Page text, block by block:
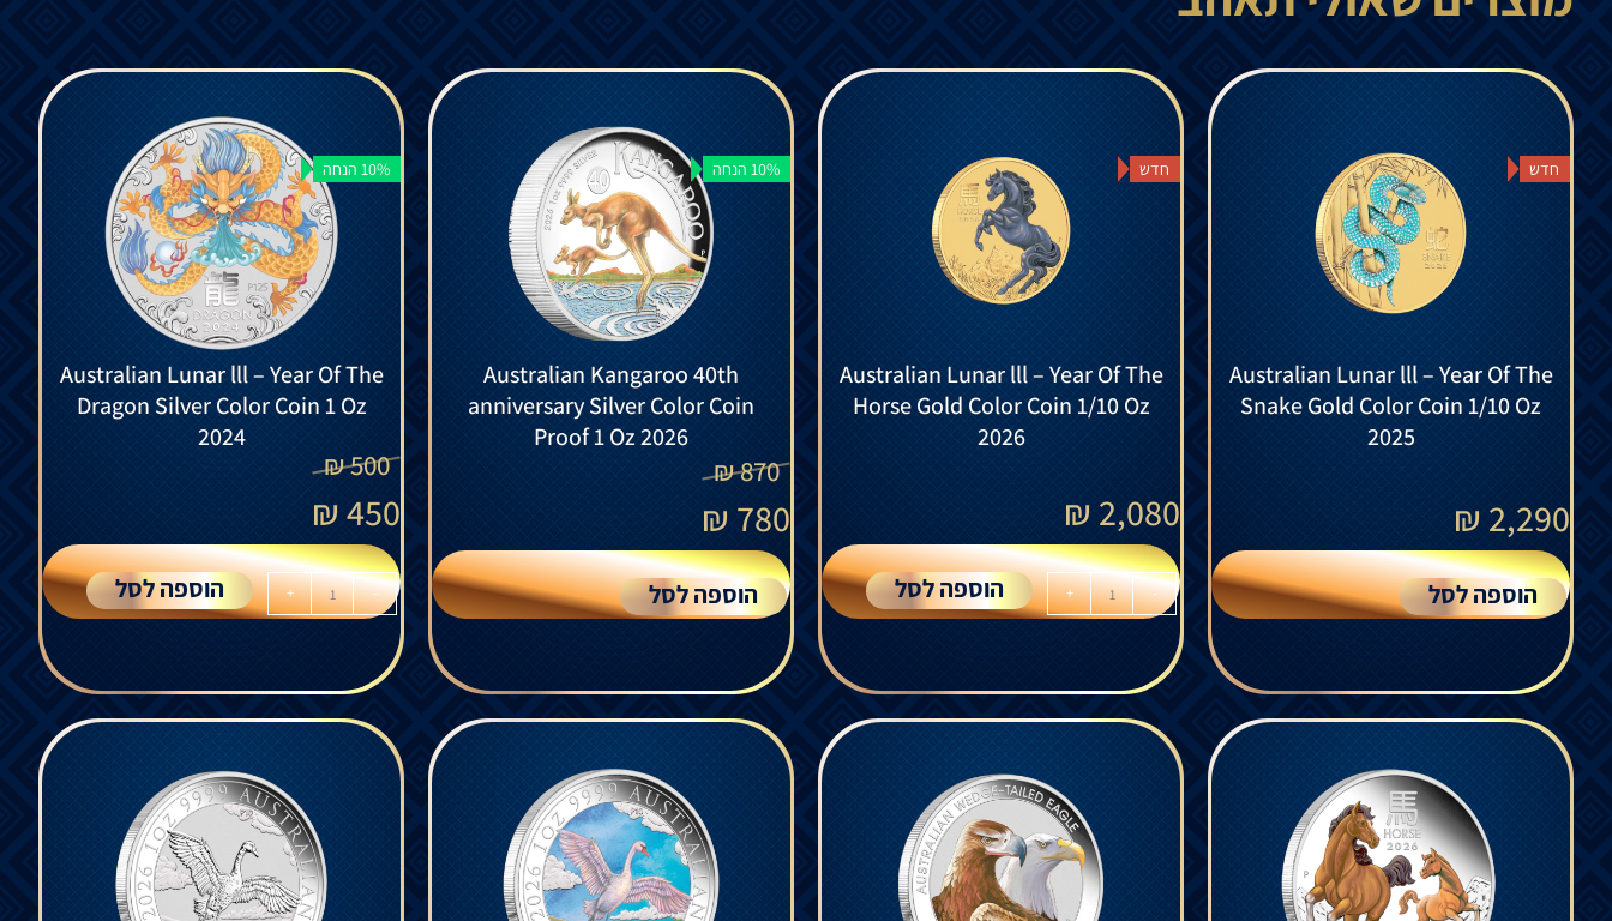
חדש
Australian Lunar lll – Year Of The
Snake Gold Color Coin 1/10 Oz
2025
2,290
₪
הוספה לסל
חדש
Australian Lunar lll – Year Of The
Horse Gold Color Coin 1/10 Oz
2026
2,080
₪
-
+ הוספה לסל
10% הנחה
Australian Kangaroo 40th
anniversary Silver Color Coin
Proof 1 Oz 2026
870
₪
780
₪
הוספה לסל
10% הנחה
Australian Lunar lll – Year Of The
Dragon Silver Color Coin 1 Oz
2024
500
₪
450
₪
-
+ הוספה לסל